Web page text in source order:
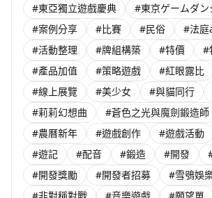
#東亞獨立遊戲慶典
#東京ゲームダン
#案例分享
#比賽 #民俗
#法庭
#活動整理
#牌組構築 #特價
#
#產品加值
#策略遊戲 #紅眼露比
#線上展覽
#美少女 #與貓同行
#莉莉幻想曲
#蒼色之光與魔劍鍛造師
#農曆新年
#遊戲創作 #遊戲活動
#遊記
#配音 #鍛造 #開發
#開發獎勵
#開發者招募 #雪鴞娛
#非對稱對戰
#音樂遊戲 #願望單